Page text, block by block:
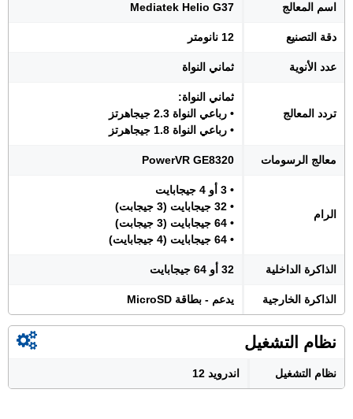
اسم المعالج Mediatek Helio G37
دقة التصنيع 12 نانومتر
عدد الأنوية ثماني النواة
تردد المعالج
ثماني النواة:
• رباعي النواة 2.3 جيجاهرتز
• رباعي النواة 1.8 جيجاهرتز
معالج الرسومات PowerVR GE8320
الرام
• 3 أو 4 جيجابايت
• 32 جيجابايت (3 جيجابت)
• 64 جيجابايت (3 جيجابت)
• 64 جيجابايت (4 جيجابايت)
الذاكرة الداخلية 32 أو 64 جيجابايت
الذاكرة الخارجية يدعم - بطاقة MicroSD
نظام التشغيل
نظام التشغيل اندرويد 12